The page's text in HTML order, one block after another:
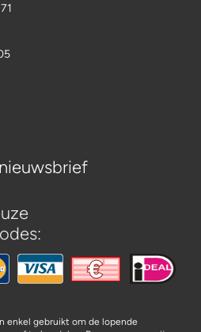
enkel gebruikt om de lopende